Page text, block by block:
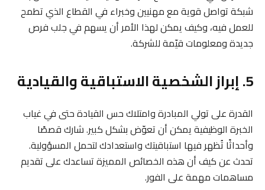
شبكة تواصل قوية مع مهنيين وخبراء في القطاع الذي تطمح
للعمل فيه، وكيف يمكن لهذا الأمر أن يسهم في جلب فرص
جديدة ومعلومات قيّمة للشركة.
5. إبراز الشخصية الاستباقية والقيادية
القدرة على تولي المبادرة وامتلاك حس القيادة حتى في غياب
الخبرة الوظيفية يمكن أن تعوّض بشكل كبير. شارك قصصًا
وأحداثًا تُظهر فيها استباقيتك واستعدادك لتحمل المسؤولية.
تحدث عن كيف أن هذه الخصائص المميزة تساعدك على تقديم
مساهمات مهمة على الفور.